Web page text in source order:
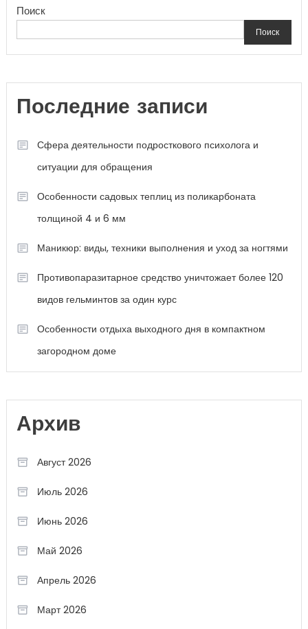
Поиск
Поиск
Последние записи
Сфера деятельности подросткового психолога и
ситуации для обращения
Особенности садовых теплиц из поликарбоната
толщиной 4 и 6 мм
Маникюр: виды, техники выполнения и уход за ногтями
Противопаразитарное средство уничтожает более 120
видов гельминтов за один курс
Особенности отдыха выходного дня в компактном
загородном доме
Архив
Август 2026
Июль 2026
Июнь 2026
Май 2026
Апрель 2026
Март 2026